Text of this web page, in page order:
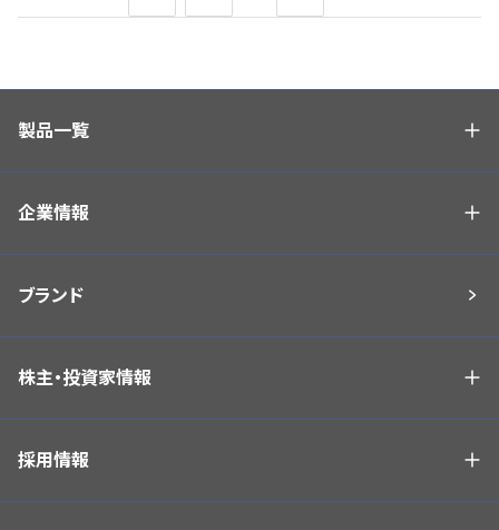
製品一覧
企業情報
ブランド
株主・投資家情報
採用情報